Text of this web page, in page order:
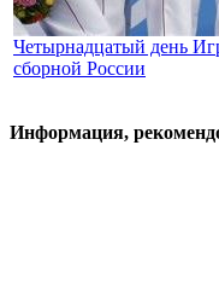
Четырнадцатый день
сборной России
Информация,